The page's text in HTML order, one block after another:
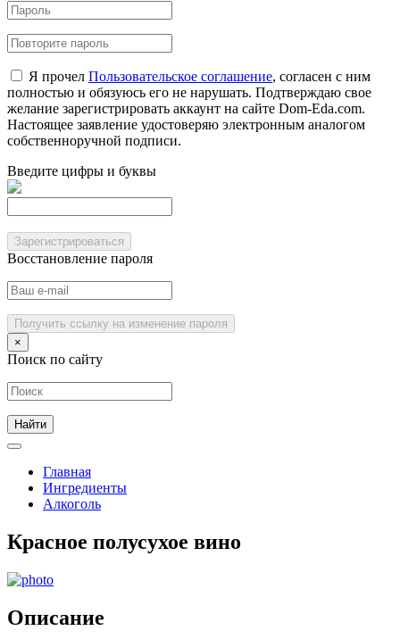
Я прочел Пользовательское соглашение, согласен с ним
полностью и обязуюсь его не нарушать. Подтверждаю свое
желание зарегистрировать аккаунт на сайте Dom-Eda.com.
Настоящее заявление удостоверяю электронным аналогом
собственноручной подписи.
Введите цифры и буквы
Зарегистрироваться
Восстановление пароля
Получить ссылку на изменение пароля
×
Поиск по сайту
Главная
Ингредиенты
Алкоголь
Красное полусухое вино
Описание